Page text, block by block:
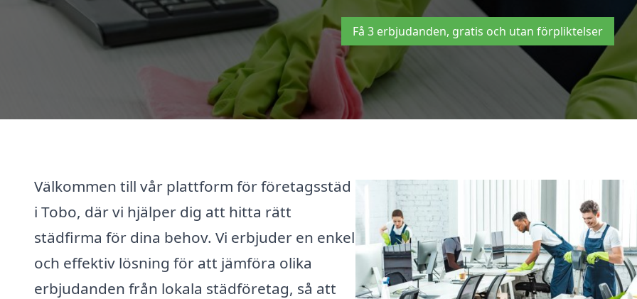
Få 3 erbjudanden, gratis och utan förpliktelser
Välkommen till vår plattform för företagsstäd
i Tobo, där vi hjälper dig att hitta rätt
städfirma för dina behov. Vi erbjuder en enkel
och effektiv lösning för att jämföra olika
erbjudanden från lokala städföretag, så att